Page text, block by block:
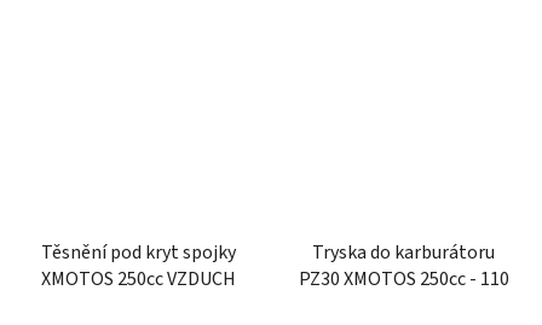
Těsnění pod kryt spojky
XMOTOS 250cc VZDUCH
Tryska do karburátoru
PZ30 XMOTOS 250cc - 110